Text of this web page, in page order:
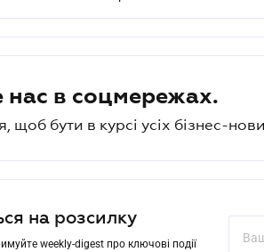
нас в соцмережах.
щоб бути в курсі усіх бізнес-
на розсилку
weekly-digest про ключові події